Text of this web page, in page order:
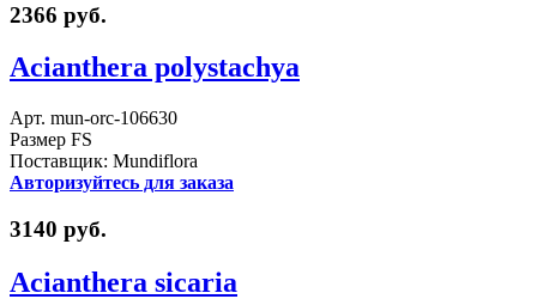
2366 руб.
Acianthera polystachya
Арт. mun-orc-106630
Размер FS
Поставщик: Mundiflora
Авторизуйтесь для заказа
3140 руб.
Acianthera sicaria